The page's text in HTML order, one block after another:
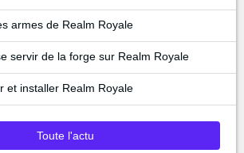
armes de Realm Royale
servir de la forge sur Realm Royale
et installer Realm Royale
Toute l'actu